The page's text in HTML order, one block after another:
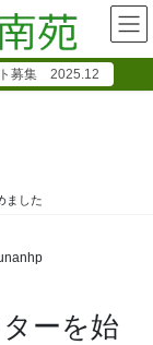
募集 2025.12
ました
ーを始